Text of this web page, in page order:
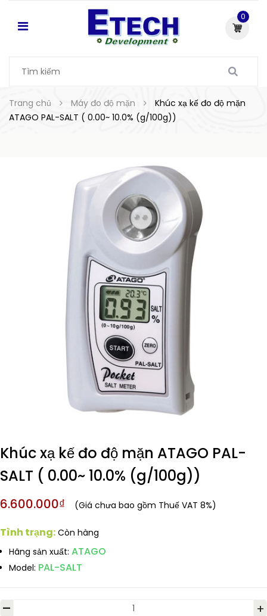
0
Trang chủ Máy đo độ mặn
Khúc xạ kế đo độ mặn
ATAGO PAL-SALT ( 0.00~ 10.0% (g/100g))
Khúc xạ kế đo độ mặn ATAGO PAL-
SALT ( 0.00~ 10.0% (g/100g))
6.600.000₫ (Giá chưa bao gồm Thuế VAT 8%)
Tình trạng: Còn hàng
Hãng sản xuất: ATAGO
Model: PAL-SALT
- +